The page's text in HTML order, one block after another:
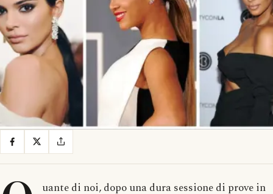
uante di noi, dopo una dura sessione di prove in